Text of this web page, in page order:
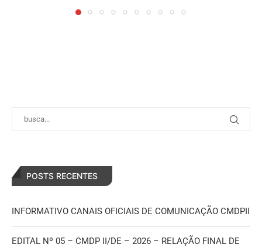
POSTS RECENTES
INFORMATIVO CANAIS OFICIAIS DE COMUNICAÇÃO CMDPII
EDITAL Nº 05 – CMDP II/DE – 2026 – RELAÇÃO FINAL DE